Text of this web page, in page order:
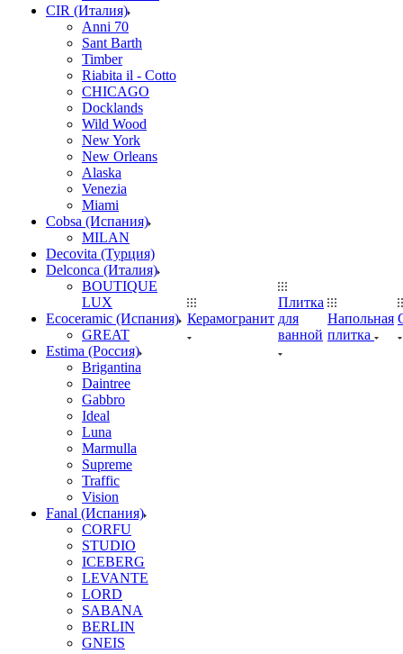
CIR (Италия)
Anni 70
Sant Barth
Timber
Riabita il - Cotto
CHICAGO
Docklands
Wild Wood
New York
New Orleans
Alaska
Venezia
Miami
Cobsa (Испания)
MILAN
Decovita (Турция)
Delconca (Италия)
BOUTIQUE
LUX
Ecoceramic (Испания)
GREAT
Estima (Россия)
Brigantina
Daintree
Gabbro
Ideal
Luna
Marmulla
Supreme
Traffic
Vision
Fanal (Испания)
CORFU
STUDIO
ICEBERG
LEVANTE
LORD
SABANA
BERLIN
GNEIS
Керамогранит
Плитка
для
ванной
Напольная
плитка